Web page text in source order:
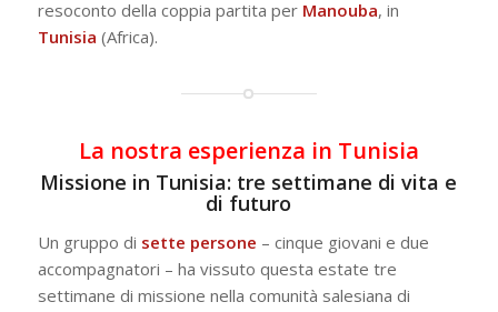
resoconto della coppia partita per Manouba, in
Tunisia (Africa).
La nostra esperienza in Tunisia
Missione in Tunisia: tre settimane di vita e
di futuro
Un gruppo di sette persone – cinque giovani e due
accompagnatori – ha vissuto questa estate tre
settimane di missione nella comunità salesiana di